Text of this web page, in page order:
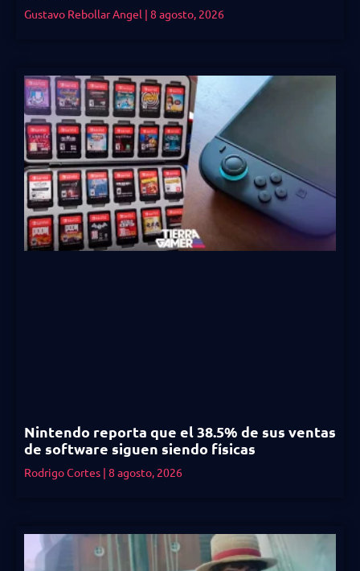
Gustavo Rebollar Angel 8 agosto, 2026
Nintendo reporta que el 38.5% de sus ventas
de software siguen siendo físicas
Rodrigo Cortes 8 agosto, 2026